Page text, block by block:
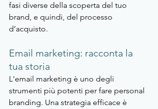
fasi diverse della scoperta del tuo
brand, e quindi, del processo
d’acquisto.
Email marketing: racconta la
tua storia
L'email marketing è uno degli
strumenti più potenti per fare personal
branding. Una strategia efficace è